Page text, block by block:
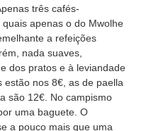
três cafés-
apenas o do Mwolhe
a refeições
nada suaves,
dos pratos e à leviandade
estão nos 8€, as de paella
são 12€. No campismo
uma baguete. O
a pouco mais que uma